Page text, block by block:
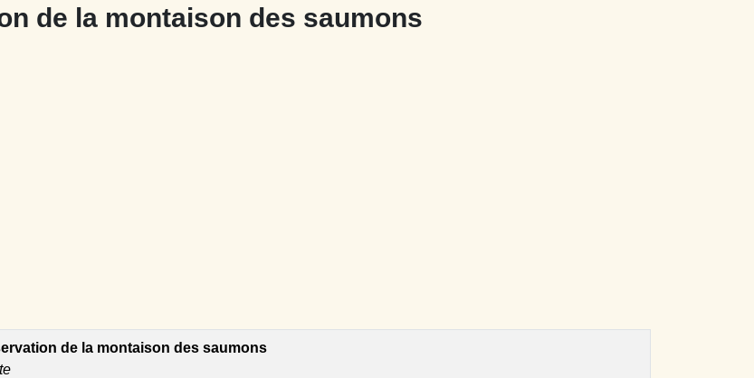
de la montaison des saumons
de la montaison des saumons